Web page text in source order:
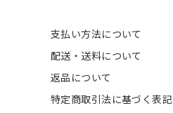
支払い方法について
配送・送料について
返品について
特定商取引法に基づく表記